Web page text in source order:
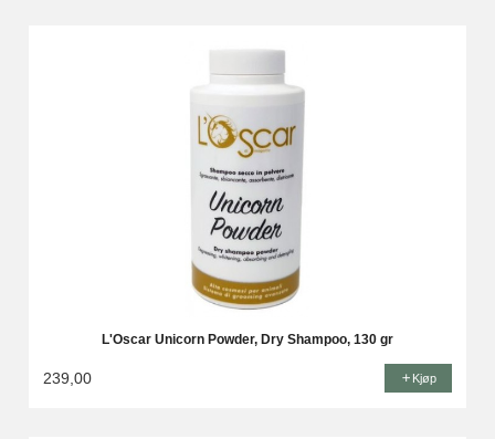
L'Oscar Unicorn Powder, Dry Shampoo, 130 gr
239,00 Kjøp